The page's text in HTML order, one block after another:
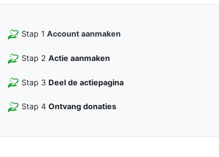
Stap 1 Account aanmaken
Stap 2 Actie aanmaken
Stap 3 Deel de actiepagina
Stap 4 Ontvang donaties